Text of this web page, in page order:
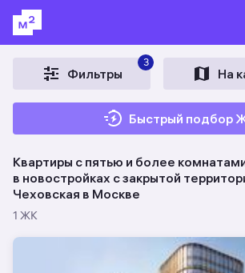
Фильтры
3
На
Быстрый подбор
Квартиры с пятью и более
в новостройках c закрытой
Чеховская в Москве
1 ЖК